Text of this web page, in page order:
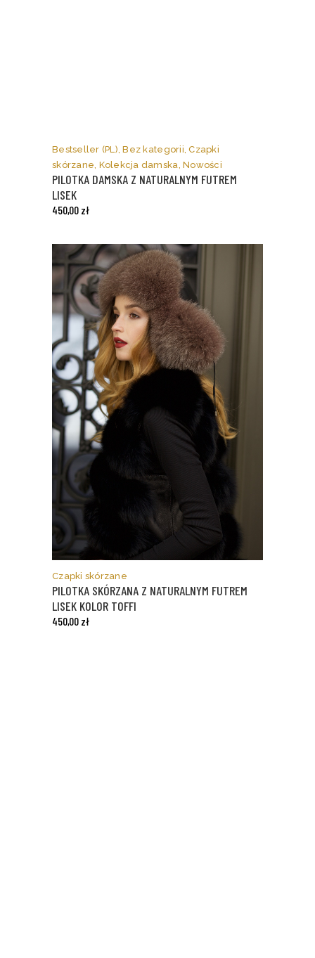
wiele
wariantów.
Opcje
można
produktu
Bestseller (PL),Bez kategorii,Czapki
skórzane, Kolekcja damska,Nowości
PILOTKA DAMSKA Z NATURALNYM FUTREM
LISEK
450,00 zł
produkt
wiele
wariantów.
Opcje
Czapki skórzane
PILOTKA SKÓRZANA Z NATURALNYM FUTREM
LISEK KOLOR TOFFI
450,00 zł